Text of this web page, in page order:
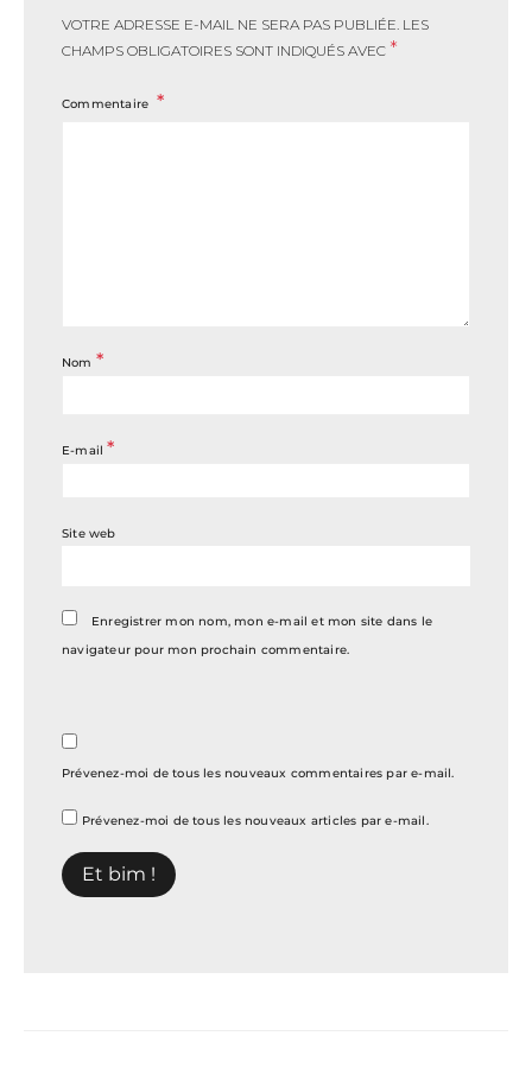
VOTRE ADRESSE E-MAIL NE SERA PAS PUBLIÉE. LES
CHAMPS OBLIGATOIRES SONT INDIQUÉS AVEC *
Commentaire
Nom *
E-mail*
Site web
Enregistrer mon nom, mon e-mail et mon site dans le
navigateur pour mon prochain commentaire.
Prévenez-moi de tous les nouveaux commentaires par e-mail.
Prévenez-moi de tous les nouveaux articles par e-mail.